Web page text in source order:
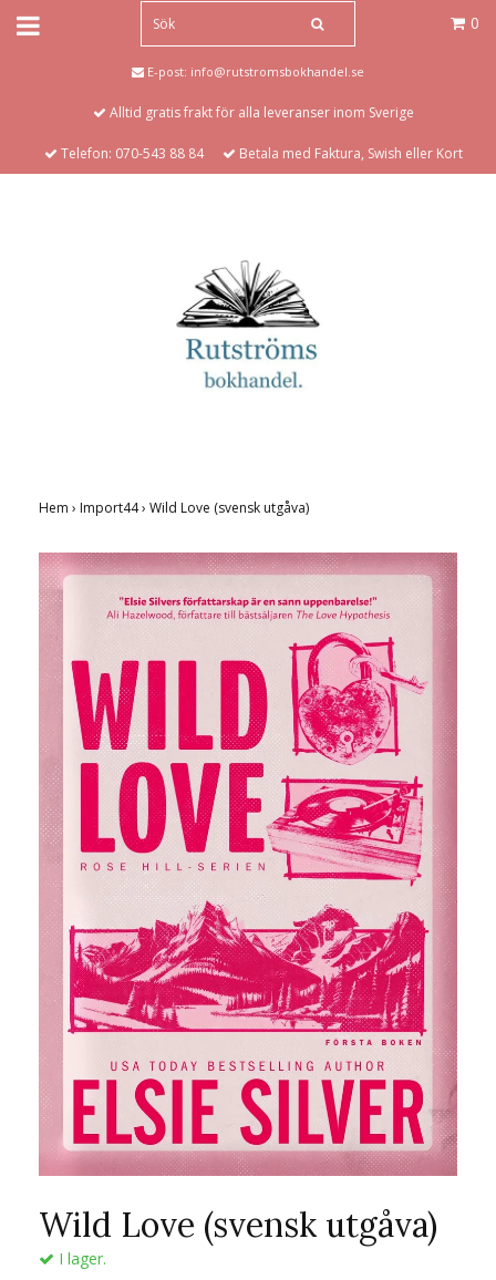
0
E-post: info@rutstromsbokhandel.se
Alltid gratis frakt för alla leveranser inom Sverige
Telefon: 070-543 88 84 Betala med Faktura, Swish eller Kort
Hem › Import44› Wild Love (svensk utgåva)
Wild Love (svensk utgåva)
I lager.